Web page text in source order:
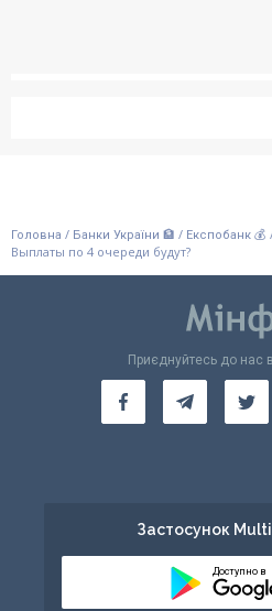
Головна / Банки України 🏦 / Експобанк 💰
Выплаты по 4 очереди будут?
Приєднуйтесь до нас
Застосунок Multi
Доступно в